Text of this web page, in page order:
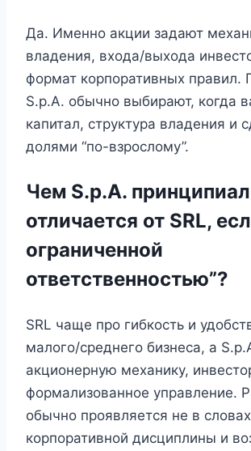
Да. Именно акции задают
владения, входа/выхода
формат корпоративных правил.
S.p.A. обычно выбирают, когда
капитал, структура владения и
долями “по-взрослому”.
Чем S.p.A.
отличается от SRL,
ограниченной
ответственностью”?
SRL чаще про гибкость и
малого/среднего бизнеса, а
акционерную механику,
формализованное управление.
обычно проявляется не в
корпоративной дисциплины и